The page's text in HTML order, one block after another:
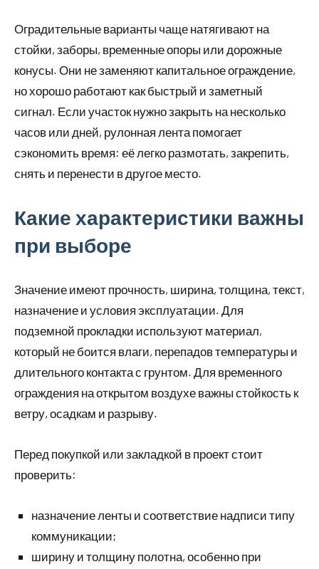
Оградительные варианты чаще натягивают на
стойки, заборы, временные опоры или дорожные
конусы. Они не заменяют капитальное ограждение,
но хорошо работают как быстрый и заметный
сигнал. Если участок нужно закрыть на несколько
часов или дней, рулонная лента помогает
сэкономить время: её легко размотать, закрепить,
снять и перенести в другое место.
Какие характеристики важны
при выборе
Значение имеют прочность, ширина, толщина, текст,
назначение и условия эксплуатации. Для
подземной прокладки используют материал,
который не боится влаги, перепадов температуры и
длительного контакта с грунтом. Для временного
ограждения на открытом воздухе важны стойкость к
ветру, осадкам и разрыву.
Перед покупкой или закладкой в проект стоит
проверить:
назначение ленты и соответствие надписи типу
коммуникации;
ширину и толщину полотна, особенно при